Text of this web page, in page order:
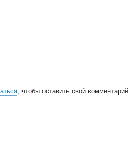
, чтобы оставить свой комментарий.